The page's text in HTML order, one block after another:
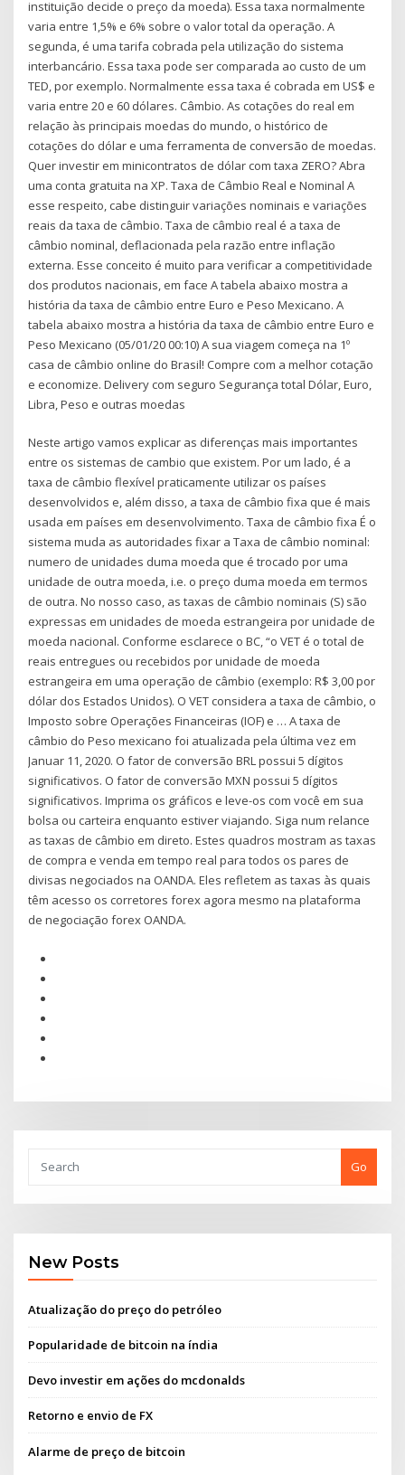
instituição decide o preço da moeda). Essa taxa normalmente
varia entre 1,5% e 6% sobre o valor total da operação. A
segunda, é uma tarifa cobrada pela utilização do sistema
interbancário. Essa taxa pode ser comparada ao custo de um
TED, por exemplo. Normalmente essa taxa é cobrada em US$ e
varia entre 20 e 60 dólares. Câmbio. As cotações do real em
relação às principais moedas do mundo, o histórico de
cotações do dólar e uma ferramenta de conversão de moedas.
Quer investir em minicontratos de dólar com taxa ZERO? Abra
uma conta gratuita na XP. Taxa de Câmbio Real e Nominal A
esse respeito, cabe distinguir variações nominais e variações
reais da taxa de câmbio. Taxa de câmbio real é a taxa de
câmbio nominal, deflacionada pela razão entre inflação
externa. Esse conceito é muito para verificar a competitividade
dos produtos nacionais, em face A tabela abaixo mostra a
história da taxa de câmbio entre Euro e Peso Mexicano. A
tabela abaixo mostra a história da taxa de câmbio entre Euro e
Peso Mexicano (05/01/20 00:10) A sua viagem começa na 1º
casa de câmbio online do Brasil! Compre com a melhor cotação
e economize. Delivery com seguro Segurança total Dólar, Euro,
Libra, Peso e outras moedas
Neste artigo vamos explicar as diferenças mais importantes
entre os sistemas de cambio que existem. Por um lado, é a
taxa de câmbio flexível praticamente utilizar os países
desenvolvidos e, além disso, a taxa de câmbio fixa que é mais
usada em países em desenvolvimento. Taxa de câmbio fixa É o
sistema muda as autoridades fixar a Taxa de câmbio nominal:
numero de unidades duma moeda que é trocado por uma
unidade de outra moeda, i.e. o preço duma moeda em termos
de outra. No nosso caso, as taxas de câmbio nominais (S) são
expressas em unidades de moeda estrangeira por unidade de
moeda nacional. Conforme esclarece o BC, “o VET é o total de
reais entregues ou recebidos por unidade de moeda
estrangeira em uma operação de câmbio (exemplo: R$ 3,00 por
dólar dos Estados Unidos). O VET considera a taxa de câmbio, o
Imposto sobre Operações Financeiras (IOF) e … A taxa de
câmbio do Peso mexicano foi atualizada pela última vez em
Januar 11, 2020. O fator de conversão BRL possui 5 dígitos
significativos. O fator de conversão MXN possui 5 dígitos
significativos. Imprima os gráficos e leve-os com você em sua
bolsa ou carteira enquanto estiver viajando. Siga num relance
as taxas de câmbio em direto. Estes quadros mostram as taxas
de compra e venda em tempo real para todos os pares de
divisas negociados na OANDA. Eles refletem as taxas às quais
têm acesso os corretores forex agora mesmo na plataforma
de negociação forex OANDA.
Go
New Posts
Atualização do preço do petróleo
Popularidade de bitcoin na índia
Devo investir em ações do mcdonalds
Retorno e envio de FX
Alarme de preço de bitcoin